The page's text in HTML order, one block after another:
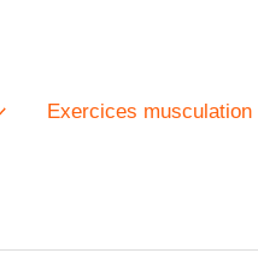
Exercices musculation